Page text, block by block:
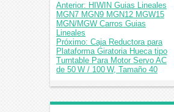
Anterior: HIWIN Guias Lineales
MGN7 MGN9 MGN12 MGW15
MGN/MGW Carros Guias
Lineales
Próximo: Caja Reductora para
Plataforma Giratoria Hueca tipo
Turntable Para Motor Servo AC
de 50 W / 100 W, Tamaño 40